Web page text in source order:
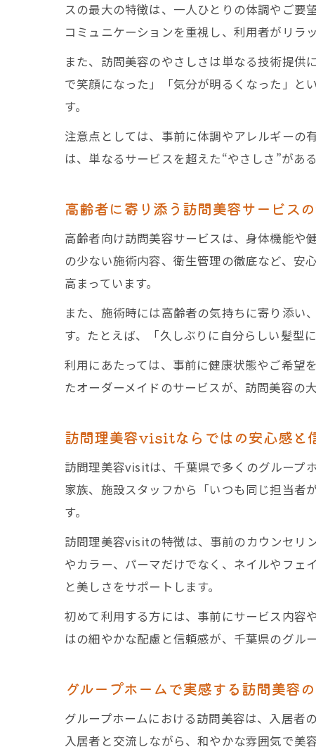
スの最大の特徴は、一人ひとりの体調やご要
コミュニケーションを重視し、利用者がリラ
また、訪問美容のやさしさは単なる技術提供
で笑顔になった」「気分が明るくなった」と
す。
注意点としては、事前に体調やアレルギーの
は、単なるサービスを超えた“やさしさ”があ
高齢者に寄り添う訪問美容サービス
高齢者向け訪問美容サービスは、身体機能や
の少ない施術内容、衛生管理の徹底など、安
高まっています。
また、施術時には高齢者の気持ちに寄り添い
す。たとえば、「久しぶりに自分らしい髪型
利用にあたっては、事前に健康状態やご希望
たオーダーメイドのサービスが、訪問美容の
訪問理美容visitならではの安心感と
訪問理美容visitは、千葉県で多くのグループ
家族、施設スタッフから「いつも同じ担当者
す。
訪問理美容visitの特徴は、事前のカウンセリ
やカラー、パーマだけでなく、ネイルやフェ
と美しさをサポートします。
初めて利用する方には、事前にサービス内容
はの細やかな配慮と信頼感が、千葉県のグル
グループホームで実感する訪問美容
グループホームにおける訪問美容は、入居者
入居者と交流しながら、和やかな雰囲気で美